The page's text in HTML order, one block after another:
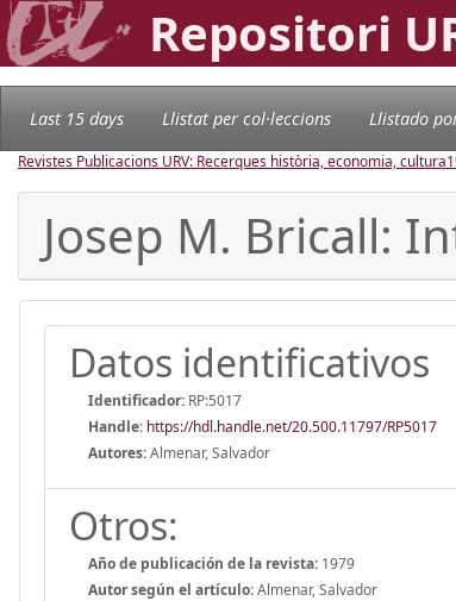
Repositori
Last 15 days Llistat per col·leccions Llistado
Revistes Publicacions URV: Recerques història, economia, cultura
Josep M. Bricall:
Datos identificativos
Identificador: RP:5017
Handle: https://hdl.handle.net/20.500.11797/RP5017
Autores:Almenar, Salvador
Otros:
Año de publicación de la revista: 1979
Autor según el artículo:Almenar, Salvador